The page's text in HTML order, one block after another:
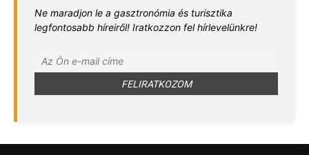
Ne maradjon le a gasztronómia és turisztika
legfontosabb híreiről! Iratkozzon fel hírlevelünkre!